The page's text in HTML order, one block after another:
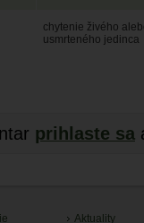
chytenie živého
usmrteného jedinca
prihlaste sa
Aktuality